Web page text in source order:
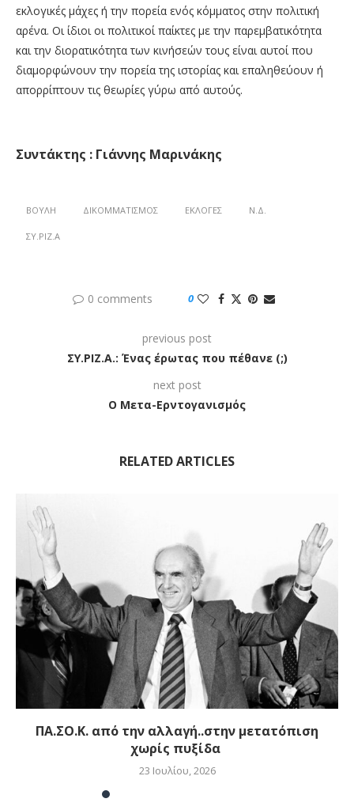
εκλογικές μάχες ή την πορεία ενός κόμματος στην πολιτική
αρένα. Οι ίδιοι οι πολιτικοί παίκτες με την παρεμβατικότητα
και την διορατικότητα των κινήσεών τους είναι αυτοί που
διαμορφώνουν την πορεία της ιστορίας και επαληθεύουν ή
απορρίπτουν τις θεωρίες γύρω από αυτούς.
Συντάκτης : Γιάννης Μαρινάκης
ΒΟΥΛΉ ΔΙΚΟΜΜΑΤΙΣΜΌΣ ΕΚΛΟΓΈΣ Ν.Δ.
ΣΥ.ΡΙΖ.Α
0 comments 0
previous post
ΣΥ.ΡΙΖ.Α.: Ένας έρωτας που πέθανε (;)
next post
Ο Μετα-Ερντογανισμός
RELATED ARTICLES
ΠΑ.ΣΟ.Κ. από την αλλαγή..στην μετατόπιση
χωρίς πυξίδα
23 Ιουλίου, 2026